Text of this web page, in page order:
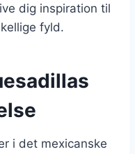
dig inspiration til
fyld.
i det mexicanske